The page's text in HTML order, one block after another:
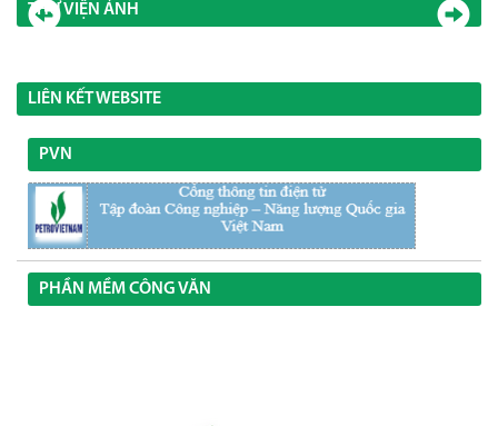
THƯ VIỆN ẢNH
LIÊN KẾT WEBSITE
PVN
PHẦN MỀM CÔNG VĂN